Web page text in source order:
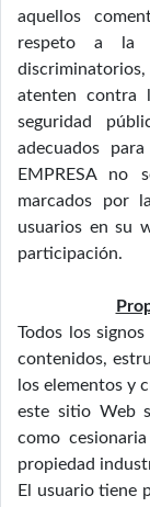
aquellos
respeto a la
atenten contra
seguridad
adecuados
EMPRESA no
marcados por
usuarios en su
participación.
Todos los
contenidos,
los elementos y
este sitio Web
como
propiedad
El usuario tiene